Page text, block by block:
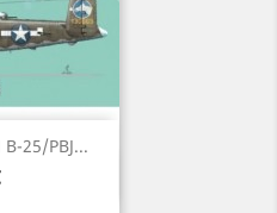
25/PBJ...